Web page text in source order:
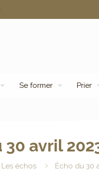
Se former Prier
30 avril
Les échos Écho du 30